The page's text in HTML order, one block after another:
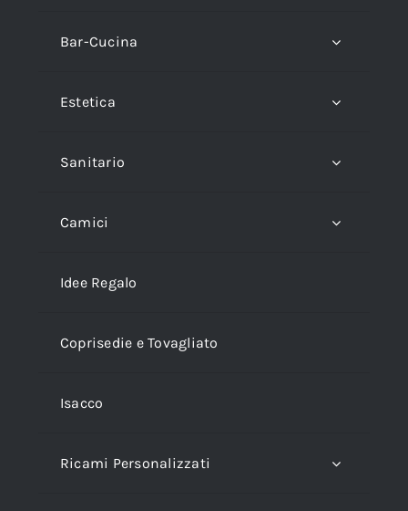
Bar-Cucina
Estetica
Sanitario
Camici
Idee Regalo
Coprisedie e Tovagliato
Isacco
Ricami Personalizzati